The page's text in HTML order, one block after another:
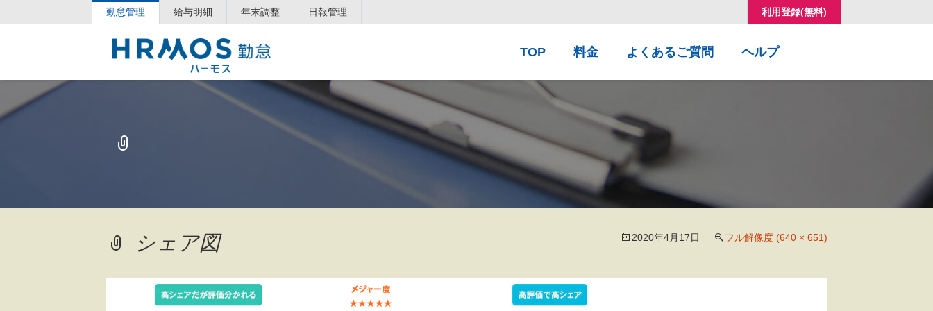
勤怠管理 給与明細 年末調整 日報管理 利用登録(無料)
コ
移
TOP 料金 よくあるご質問 ヘルプ
シェア図 2020年4月17日 フル解像度 (640 × 651)